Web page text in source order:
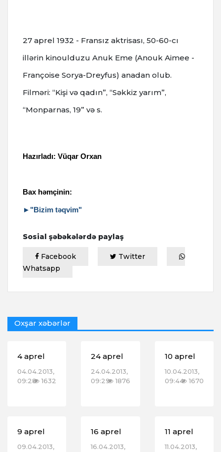
27 aprel 1932 - Fransız aktrisası, 50-60-cı
illərin kinoulduzu Anuk Eme (Anouk Aimee -
Françoise Sorya-Dreyfus) anadan olub.
Filməri: “Kişi və qadın”, “Səkkiz yarım”,
“Monparnas, 19” və s.
Hazırladı: Vüqar Orxan
Bax həmçinin:
►"Bizim təqvim"
Sosial şəbəkələrdə paylaş
Facebook
Twitter
Whatsapp
Oxşar xəbərlər
4 aprel
04.04.2013,
09:28 1632
24 aprel
24.04.2013,
09:29 1876
10 aprel
10.04.2013,
09:44 1670
9 aprel
09.04.2013,
16 aprel
16.04.2013,
11 aprel
11.04.2013,